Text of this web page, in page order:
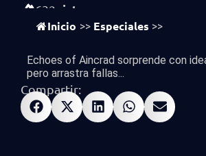
632 vistas
Inicio >> Especiales >>
Echoes of Aincrad sorprende con
pero arrastra fallas...
Compartir: